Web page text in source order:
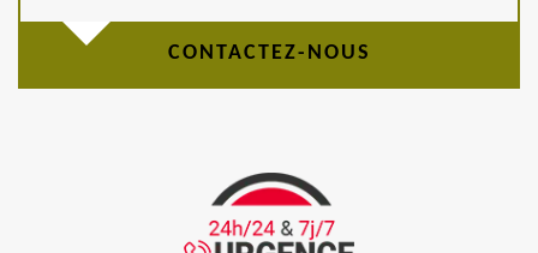
CONTACTEZ-NOUS